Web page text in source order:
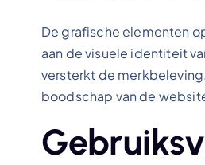
De grafische elementen
aan de visuele identiteit
versterkt de
boodschap van de